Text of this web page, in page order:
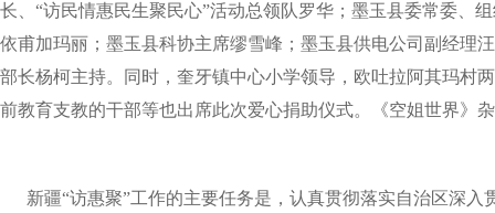
长、“访民情惠民生聚民心”活动总领队罗华；墨玉县委常委、
依甫加玛丽；墨玉县科协主席缪雪峰；墨玉县供电公司副经理
部长杨柯主持。同时，奎牙镇中心小学领导，欧吐拉阿其玛村
前教育支教的干部等也出席此次爱心捐助仪式。《空姐世界》
新疆“访惠聚”工作的主要任务是，认真贯彻落实自治区深入